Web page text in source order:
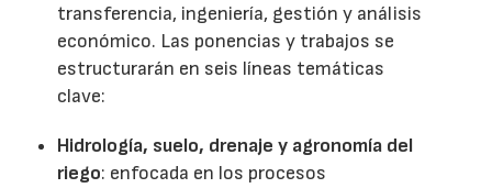
transferencia, ingeniería, gestión y análisis
económico. Las ponencias y trabajos se
estructurarán en seis líneas temáticas
clave:
Hidrología, suelo, drenaje y agronomía del
riego: enfocada en los procesos